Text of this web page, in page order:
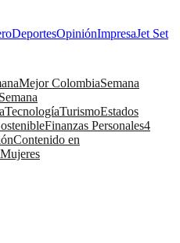
DeportesOpiniónImpresaJet Set
Mejor ColombiaSemana
Semana
TecnologíaTurismoEstados
Finanzas Personales4
Contenido en
Mujeres